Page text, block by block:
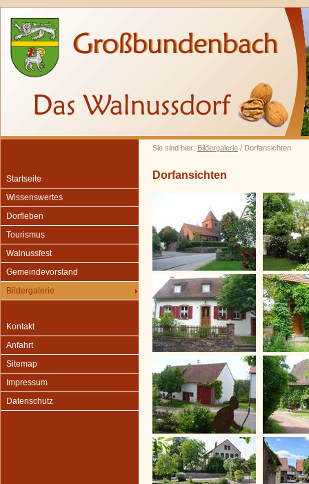
Sie sind hier: Bildergalerie / Dorfansichten
Startseite
Wissenswertes
Dorfleben
Tourismus
Walnussfest
Gemeindevorstand
Bildergalerie
Kontakt
Anfahrt
Sitemap
Impressum
Datenschutz
Dorfansichten